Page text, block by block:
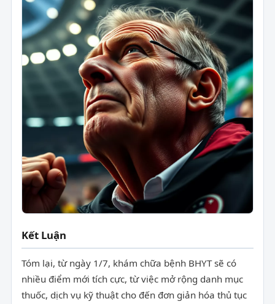
Kết Luận
Tóm lại, từ ngày 1/7, khám chữa bệnh BHYT sẽ có
nhiều điểm mới tích cực, từ việc mở rộng danh mục
thuốc, dịch vụ kỹ thuật cho đến đơn giản hóa thủ tục